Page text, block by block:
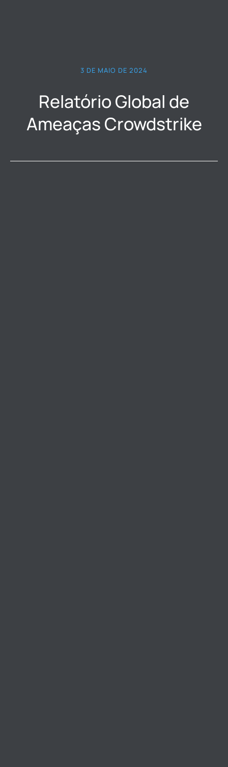
3 DE MAIO DE 2024
Relatório Global de
Ameaças Crowdstrike